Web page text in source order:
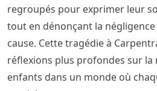
regroupés pour exprimer leur
tout en dénonçant la
cause. Cette tragédie à
réflexions plus profondes sur la
enfants dans un monde où